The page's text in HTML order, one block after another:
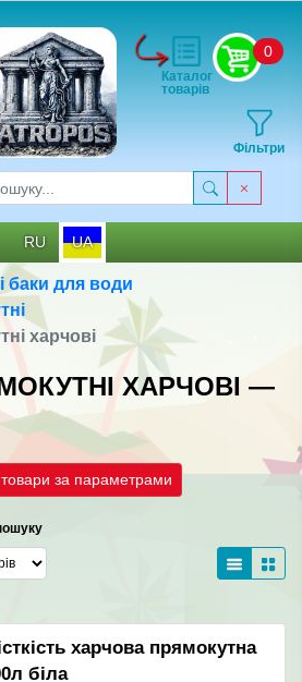
0
Фільтри
Каталог
товарів
RU UA
баки для води
харчовi
ХАРЧОВI —
за параметрами
харчова прямокутна
біла